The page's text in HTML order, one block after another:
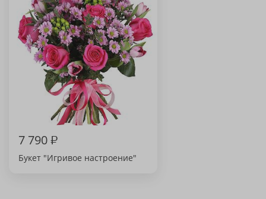
7 790₽
Букет "Игривое настроение"